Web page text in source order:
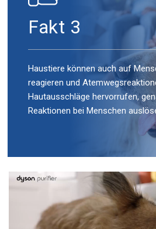
Fakt 3
Haustiere können auch auf
reagieren und
Hautausschläge hervorrufen,
Reaktionen bei Menschen